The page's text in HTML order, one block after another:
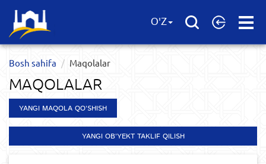
Open
O'Z
Bosh sahifa Maqolalar
MAQOLALAR
YANGI MAQOLA QO'SHISH
YANGI OB'YEKT TAKLIF QILISH